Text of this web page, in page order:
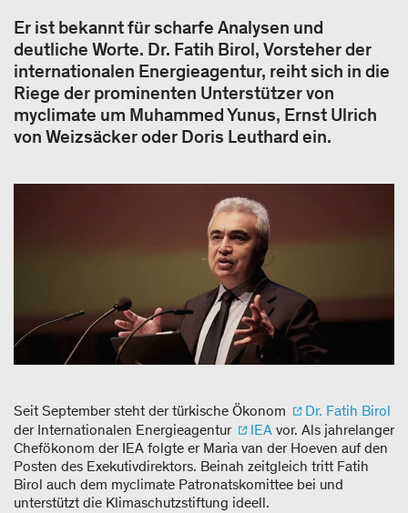
Er ist bekannt für scharfe Analysen und
deutliche Worte. Dr. Fatih Birol, Vorsteher der
internationalen Energieagentur, reiht sich in die
Riege der prominenten Unterstützer von
myclimate um Muhammed Yunus, Ernst Ulrich
von Weizsäcker oder Doris Leuthard ein.
Seit September steht der türkische Ökonom
Dr. Fatih Birol
der Internationalen Energieagentur
IEA vor. Als jahrelanger
Chefökonom der IEA folgte er Maria van der Hoeven auf den
Posten des Exekutivdirektors. Beinah zeitgleich tritt Fatih
Birol auch dem myclimate Patronatskomittee bei und
unterstützt die Klimaschutzstiftung ideell.